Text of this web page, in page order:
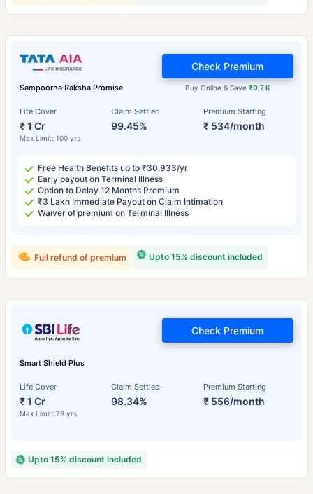
Sampoorna Raksha Promise
Life Cover
₹ 1 Cr
Max Limit: 100 yrs
Claim Settled
99.45%
Premium Starting
₹ 534/month
Buy Online & Save ₹0.7 K
Check Premium
Free Health Benefits up to ₹30,933/yr
Early payout on Terminal Illness
Option to Delay 12 Months Premium
₹3 Lakh Immediate Payout on Claim Intimation
Waiver of premium on Terminal Illness
Upto 15% discount included
Full refund of premium
Smart Shield Plus
Life Cover
₹ 1 Cr
Max Limit: 79 yrs
Claim Settled
98.34%
Premium Starting
₹ 556/month
Check Premium
Upto 15% discount included